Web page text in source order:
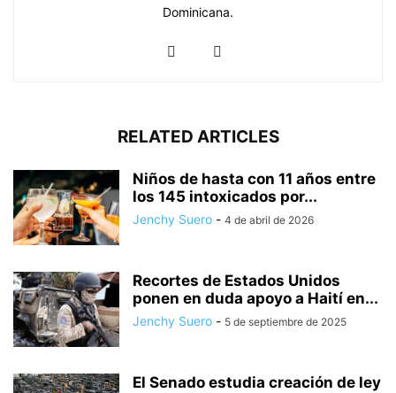
Dominicana.
RELATED ARTICLES
Niños de hasta con 11 años entre
los 145 intoxicados por...
Jenchy Suero - 4 de abril de 2026
Recortes de Estados Unidos
ponen en duda apoyo a Haití en...
Jenchy Suero - 5 de septiembre de 2025
El Senado estudia creación de ley